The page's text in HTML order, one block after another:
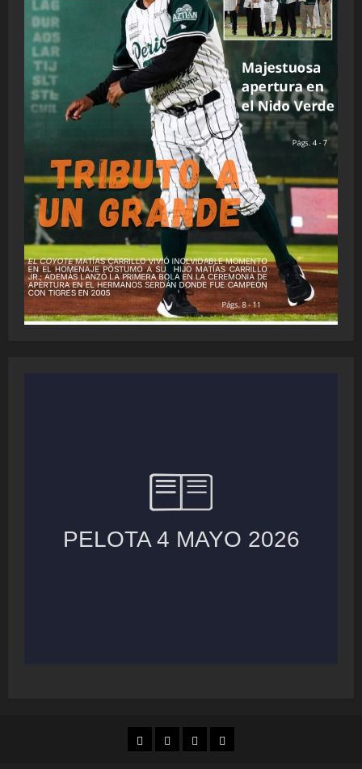
MUNICIPIOS
LOCALES
NACIONAL
COLUMNAS